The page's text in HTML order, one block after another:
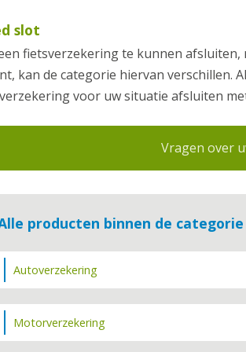
slot
fietsverzekering te kunnen
kan de categorie hiervan verschillen.
voor uw situatie afsluiten
Vragen over
producten binnen de
Autoverzekering
Motorverzekering